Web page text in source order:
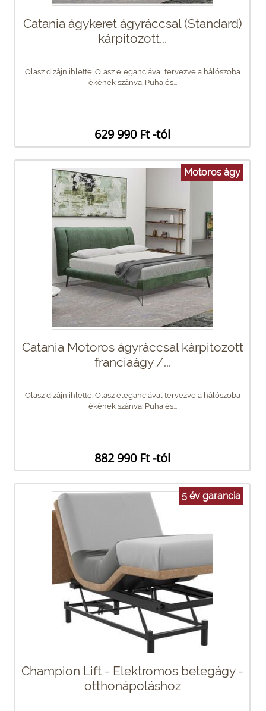
Catania ágykeret ágyráccsal (Standard)
kárpitozott...
Olasz dizájn ihlette. Olasz eleganciával tervezve a hálószoba
ékének szánva. Puha és...
629 990 Ft -tól
Motoros ágy
Catania Motoros ágyráccsal kárpitozott
franciaágy /...
Olasz dizájn ihlette. Olasz eleganciával tervezve a hálószoba
ékének szánva. Puha és...
882 990 Ft -tól
5 év garancia
Champion Lift - Elektromos betegágy -
otthonápoláshoz